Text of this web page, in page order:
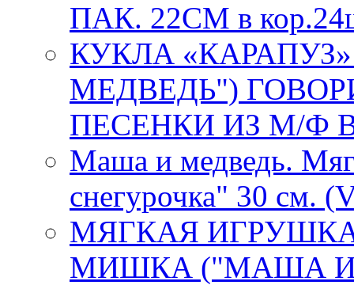
ПАК. 22СМ в
КУКЛА
МЕДВЕДЬ")
ПЕСЕНКИ ИЗ М/Ф В
Маша и медведь.
снегурочка" 30 см.
МЯГКАЯ
МИШКА ("МАША И